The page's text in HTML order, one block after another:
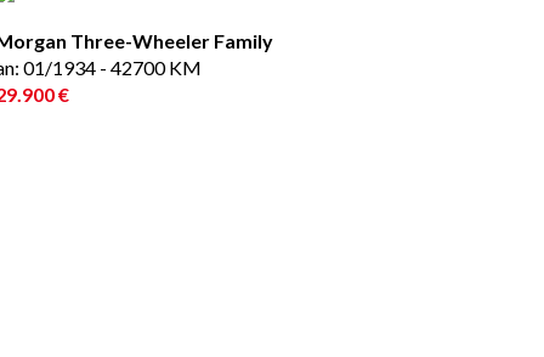
Three-Wheeler Family
01/1934 - 42700 KM
€